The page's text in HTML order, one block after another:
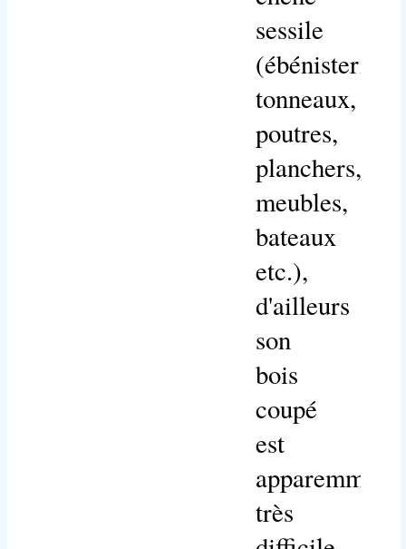
sessile
(ébénisterie,
tonneaux,
poutres,
planchers,
meubles,
bateaux
etc.),
d'ailleurs
son
bois
coupé
est
apparemment
très